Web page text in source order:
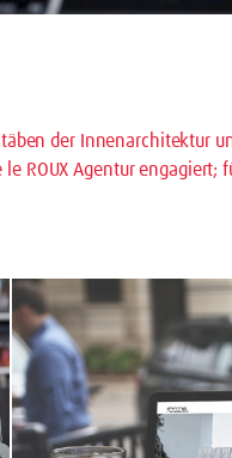
der Innenarchitektur
ROUX Agentur engagiert;